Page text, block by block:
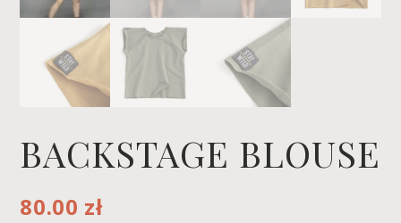
BACKSTAGE BLOUSE
80.00 zł